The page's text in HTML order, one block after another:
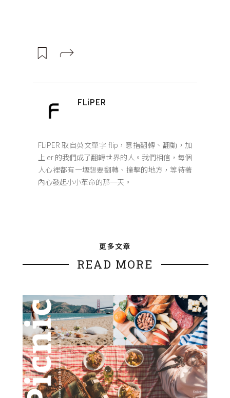
FLiPER
FLiPER 取自英文單字 flip，意指翻轉、翻動，加
上 er 的我們成了翻轉世界的人。我們相信，每個
人心裡都有一塊想要翻轉、撞擊的地方，等待著
內心發起小小革命的那一天。
更多文章
READ MORE